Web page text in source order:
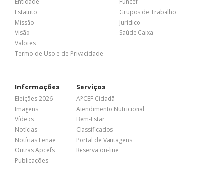
Entidade
Estatuto
Missão
Visão
Valores
Termo de Uso e de Privacidade
Funcef
Grupos de Trabalho
Jurídico
Saúde Caixa
Informações
Eleições 2026
Imagens
Vídeos
Notícias
Notícias Fenae
Outras Apcefs
Publicações
Serviços
APCEF Cidadã
Atendimento Nutricional
Bem-Estar
Classificados
Portal de Vantagens
Reserva on-line